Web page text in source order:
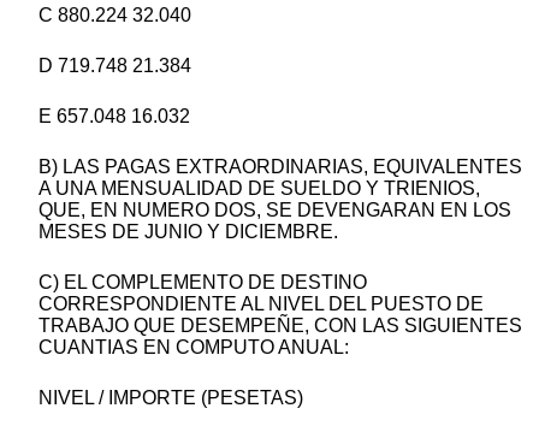
C 880.224 32.040
D 719.748 21.384
E 657.048 16.032
B) LAS PAGAS EXTRAORDINARIAS, EQUIVALENTES
A UNA MENSUALIDAD DE SUELDO Y TRIENIOS,
QUE, EN NUMERO DOS, SE DEVENGARAN EN LOS
MESES DE JUNIO Y DICIEMBRE.
C) EL COMPLEMENTO DE DESTINO
CORRESPONDIENTE AL NIVEL DEL PUESTO DE
TRABAJO QUE DESEMPEÑE, CON LAS SIGUIENTES
CUANTIAS EN COMPUTO ANUAL:
NIVEL / IMPORTE (PESETAS)